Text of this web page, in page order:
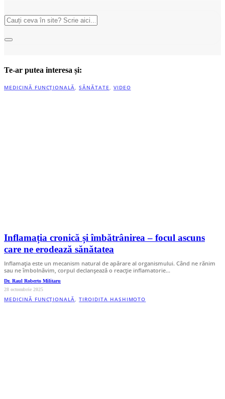
Te-ar putea interesa și:
MEDICINĂ FUNCȚIONALĂ,SĂNĂTATE, VIDEO
Inflamația cronică și îmbătrânirea – focul ascuns
care ne erodează sănătatea
Inflamația este un mecanism natural de apărare al organismului. Când ne rănim
sau ne îmbolnăvim, corpul declanșează o reacție inflamatorie…
Dr. Raul Roberto Militaru
28 octombrie 2025
MEDICINĂ FUNCȚIONALĂ,TIROIDITA HASHIMOTO